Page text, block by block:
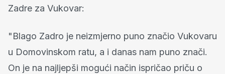
Zadre za Vukovar:
"Blago Zadro je neizmjerno puno značio Vukovaru
u Domovinskom ratu, a i danas nam puno znači.
On je na najljepši mogući način ispričao priču o